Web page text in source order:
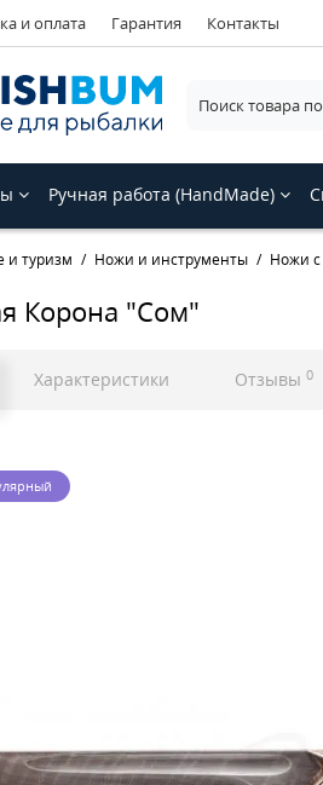
и оплата Гарантия Контакты
Ручная работа (HandMade)
и туризм Ножи и инструменты Ножи
Корона "Сом"
Характеристики Отзывы 0